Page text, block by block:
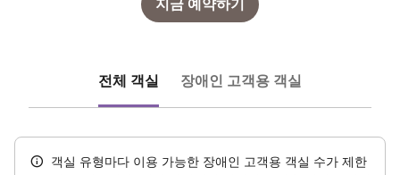
지금 예약하기
전체 객실 장애인 고객용 객실
객실 유형마다 이용 가능한 장애인 고객용 객실 수가 제한